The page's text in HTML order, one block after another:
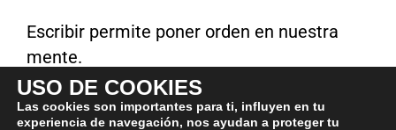
Escribir permite poner orden en nuestra
mente.
Y una mente más ordenada es una mente
más tranquila.
USO DE COOKIES
Las cookies son importantes para ti, influyen en tu
experiencia de navegación, nos ayudan a proteger tu